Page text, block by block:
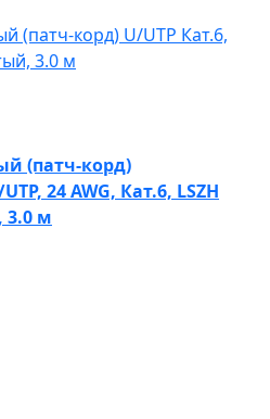
(патч-корд)
24 AWG, Кат.6, LSZH
3.0 м